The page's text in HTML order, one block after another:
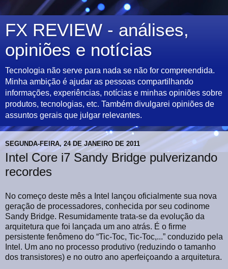
FX REVIEW - análises,
opiniões e notícias
Tecnologia não serve para nada se não for compreendida.
Minha ambição é ajudar as pessoas compartilhando
informações, experiências, notícias e minhas opiniões sobre
produtos, tecnologias, etc. Também divulgarei opiniões de
assuntos gerais que julgar relevantes.
SEGUNDA-FEIRA, 24 DE JANEIRO DE 2011
Intel Core i7 Sandy Bridge pulverizando
recordes
No começo deste mês a Intel lançou oficialmente sua nova
geração de processadores, conhecida por seu codinome
Sandy Bridge. Resumidamente trata-se da evolução da
arquitetura que foi lançada um ano atrás. É o firme
persistente fenômeno do “Tic-Toc, Tic-Toc,...” conduzido pela
Intel. Um ano no processo produtivo (reduzindo o tamanho
dos transistores) e no outro ano aperfeiçoando a arquitetura.